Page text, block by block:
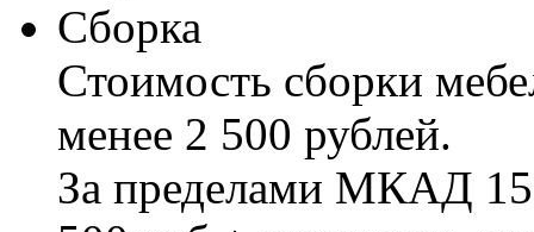
Сборка
Стоимость сборки
менее 2 500 рублей.
За пределами МКАД